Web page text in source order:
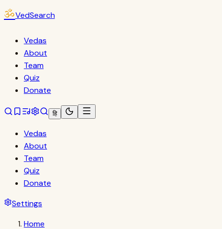
ॐVedSearch
Vedas
About
Team
Quiz
Donate
हि
Vedas
About
Team
Quiz
Donate
Settings
Home